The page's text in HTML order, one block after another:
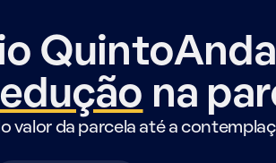
na
valor da parcela até a